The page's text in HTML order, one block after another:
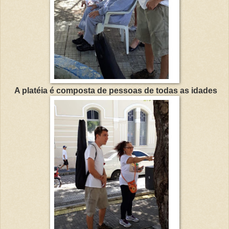
A platéia é composta de pessoas de todas as idades